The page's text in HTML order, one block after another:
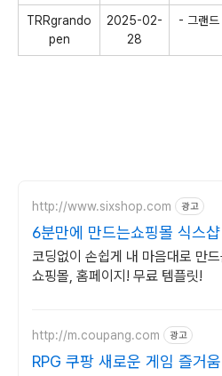
TRRgrando
pen
2025-02-
28
- 그랜드
http://www.sixshop.com 광고
6분만에 만드는쇼핑몰 식스샵
코딩없이 손쉽게 내 마음대로 만
쇼핑몰, 홈페이지! 무료 템플릿!
http://m.coupang.com 광고
RPG 쿠팡 새로운 게임 즐거